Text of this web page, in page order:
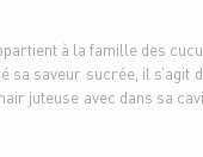
à la famille des
saveur sucrée, il s’agit
juteuse avec dans sa